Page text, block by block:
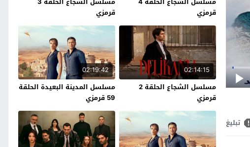
تبليغ
قرمزي
قرمزي
02:14:15
مسلسل الشجاع الحلقة 2
قرمزي
02:19:42
مسلسل المدينة البعيدة الحلقة
59 قرمزي